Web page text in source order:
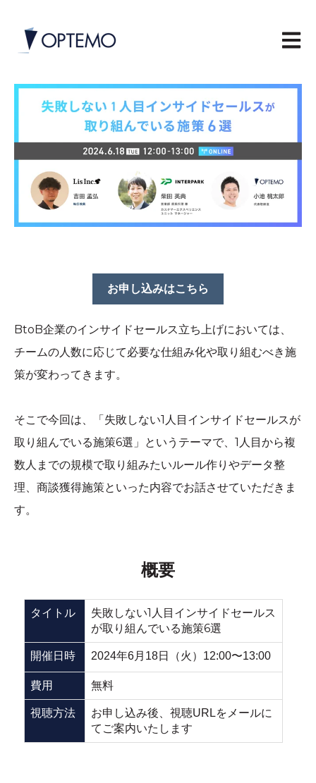
メイ
お申し込みはこちら
BtoB企業のインサイドセールス立ち上げにおいては、
チームの人数に応じて必要な仕組み化や取り組むべき施
策が変わってきます。
そこで今回は、「失敗しない1人目インサイドセールスが
取り組んでいる施策6選」というテーマで、1人目から複
数人までの規模で取り組みたいルール作りやデータ整
理、商談獲得施策といった内容でお話させていただきま
す。
概要
タイトル
失敗しない1人目インサイドセールス
が取り組んでいる施策6選
開催日時 2024年6月18日（火）12:00〜13:00
費用 無料
視聴方法
お申し込み後、視聴URLをメールに
てご案内いたします